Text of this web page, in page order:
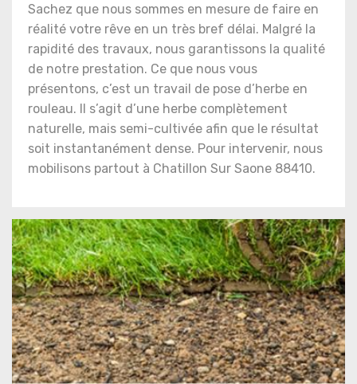
Sachez que nous sommes en mesure de faire en
réalité votre rêve en un très bref délai. Malgré la
rapidité des travaux, nous garantissons la qualité
de notre prestation. Ce que nous vous
présentons, c’est un travail de pose d’herbe en
rouleau. Il s’agit d’une herbe complètement
naturelle, mais semi-cultivée afin que le résultat
soit instantanément dense. Pour intervenir, nous
mobilisons partout à Chatillon Sur Saone 88410.